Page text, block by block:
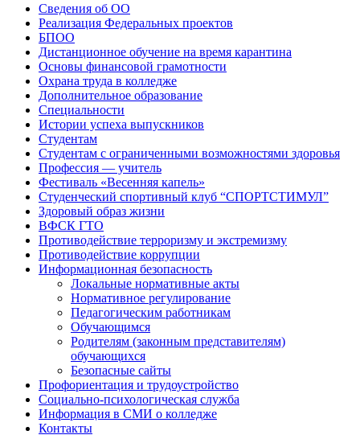
Сведения об ОО
Реализация Федеральных проектов
БПОО
Дистанционное обучение на время карантина
Основы финансовой грамотности
Охрана труда в колледже
Дополнительное образование
Специальности
Истории успеха выпускников
Студентам
Студентам с ограниченными возможностями здоровья
Профессия — учитель
Фестиваль «Весенняя капель»
Студенческий спортивный клуб “СПОРТСТИМУЛ”
Здоровый образ жизни
ВФСК ГТО
Противодействие терроризму и экстремизму
Противодействие коррупции
Информационная безопасность
Локальные нормативные акты
Нормативное регулирование
Педагогическим работникам
Обучающимся
Родителям (законным представителям)
обучающихся
Безопасные сайты
Профориентация и трудоустройство
Социально-психологическая служба
Информация в СМИ о колледже
Контакты